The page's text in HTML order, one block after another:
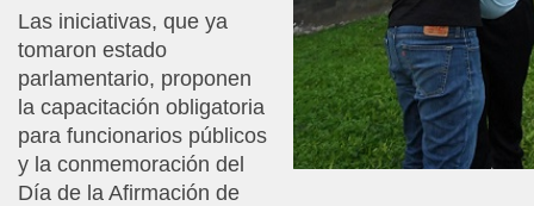
Las iniciativas, que ya
tomaron estado
parlamentario, proponen
la capacitación obligatoria
para funcionarios públicos
y la conmemoración del
Día de la Afirmación de